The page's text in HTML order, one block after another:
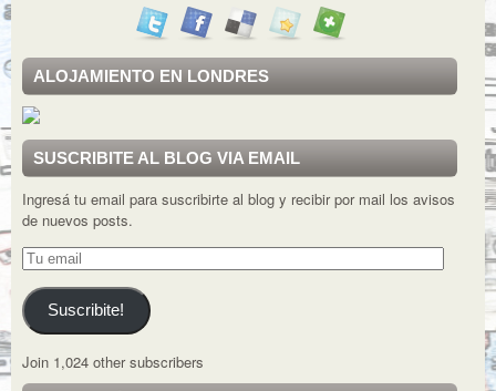
ALOJAMIENTO EN LONDRES
SUSCRIBITE AL BLOG VIA EMAIL
Ingresá tu email para suscribirte al blog y recibir por mail los avisos
de nuevos posts.
Tu
email
Suscribite!
Join 1,024 other subscribers